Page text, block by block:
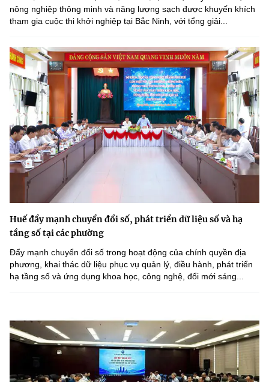
nông nghiệp thông minh và năng lượng sạch được khuyến khích
tham gia cuộc thi khởi nghiệp tại Bắc Ninh, với tổng giải...
Huế đẩy mạnh chuyển đổi số, phát triển dữ liệu số và hạ
tầng số tại các phường
Đẩy mạnh chuyển đổi số trong hoạt động của chính quyền địa
phương, khai thác dữ liệu phục vụ quản lý, điều hành, phát triển
hạ tầng số và ứng dụng khoa học, công nghệ, đổi mới sáng...